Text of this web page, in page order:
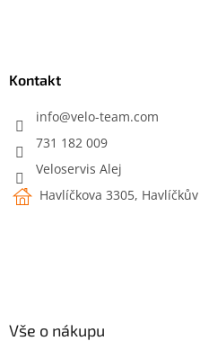
Kontakt
info@velo-team.com
731 182 009
Veloservis Alej
Havlíčkova 3305,
Vše o nákupu